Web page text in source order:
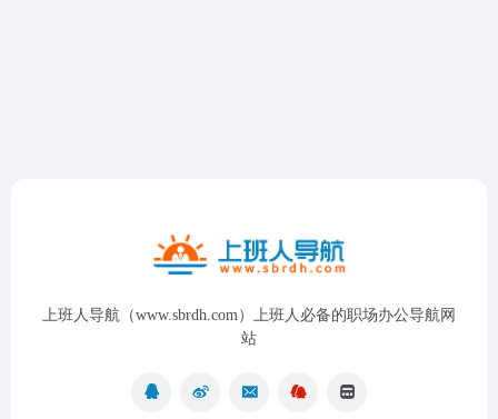
上班人导航（www.sbrdh.com）上班人必备的职场办公导航网
站